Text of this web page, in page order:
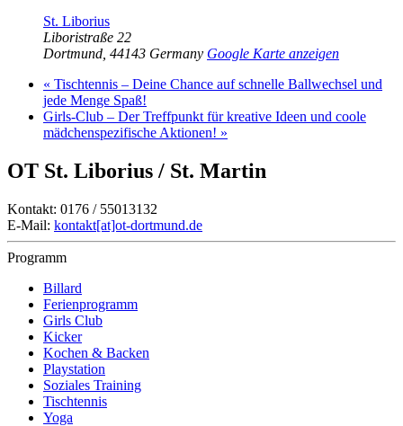
St. Liborius
Liboristraße 22
Dortmund 44143 Germany Google Karte anzeigen
« Tischtennis – Deine Chance auf schnelle Ballwechsel und
jede Menge Spaß!
Girls-Club – Der Treffpunkt für kreative Ideen und coole
mädchenspezifische Aktionen! »
OT St. Liborius / St. Martin
Kontakt: 0176 / 55013132
E-Mail: kontakt[at]ot-dortmund.de
Programm
Billard
Ferienprogramm
Girls Club
Kicker
Kochen & Backen
Playstation
Soziales Training
Tischtennis
Yoga